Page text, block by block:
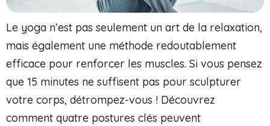
Le yoga n’est pas seulement un art de la relaxation,
mais également une méthode redoutablement
efficace pour renforcer les muscles. Si vous pensez
que 15 minutes ne suffisent pas pour sculpturer
votre corps, détrompez-vous ! Découvrez
comment quatre postures clés peuvent